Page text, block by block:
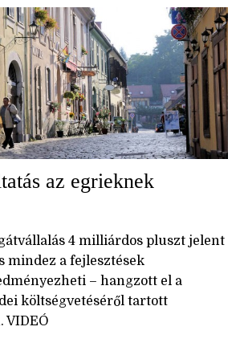
az egrieknek
4 milliárdos pluszt jelent
mindez a fejlesztések
– hangzott el a
költségvetéséről tartott
VIDEÓ